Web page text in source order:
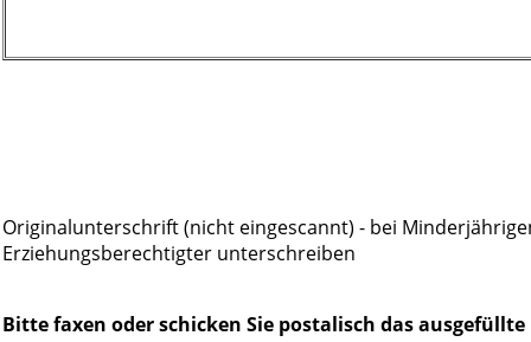
Originalunterschrift (nicht eingescannt) - bei
Erziehungsberechtigter unterschreiben
Bitte faxen oder schicken Sie postalisch das